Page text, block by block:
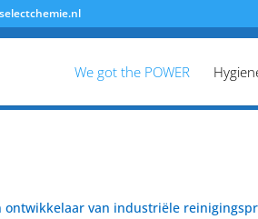
We got the POWER
ontwikkelaar van industriële